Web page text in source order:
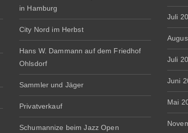
in Hamburg
City Nord im Herbst
Hans W. Dammann auf dem Friedhof
Ohlsdorf
Sammler und Jäger
Privatverkauf
Schumannize beim Jazz Open
Juli
Juli
Juni
Mai